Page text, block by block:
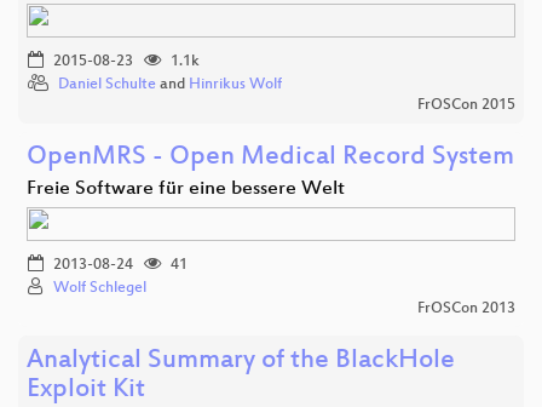
2015-08-23
1.1k
Daniel Schulte and Hinrikus Wolf
FrOSCon 2015
OpenMRS - Open Medical Record System
Freie Software für eine bessere Welt
2013-08-24
41
Wolf Schlegel
FrOSCon 2013
Analytical Summary of the BlackHole
Exploit Kit